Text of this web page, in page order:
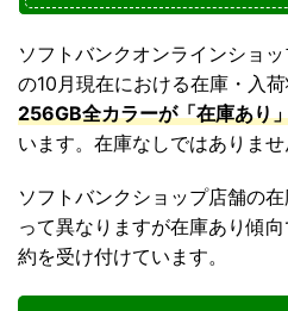
ソフトバンクオンラインショ
の10月現在における在庫・入
256GB全カラーが「在庫あり
います。在庫なしではありませ
ソフトバンクショップ店舗の
って異なりますが在庫あり傾
約を受け付けています。